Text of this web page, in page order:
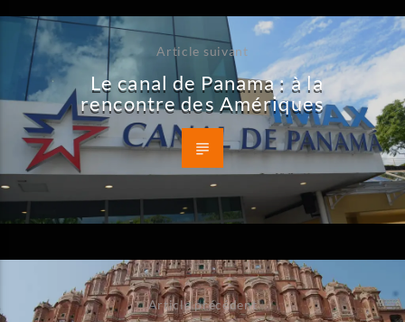
Article suivant
Le canal de Panama : à la
rencontre des Amériques
Article précédent